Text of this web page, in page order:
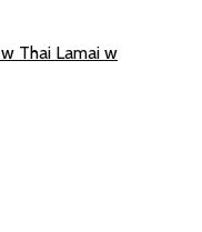
Thai Lamai w